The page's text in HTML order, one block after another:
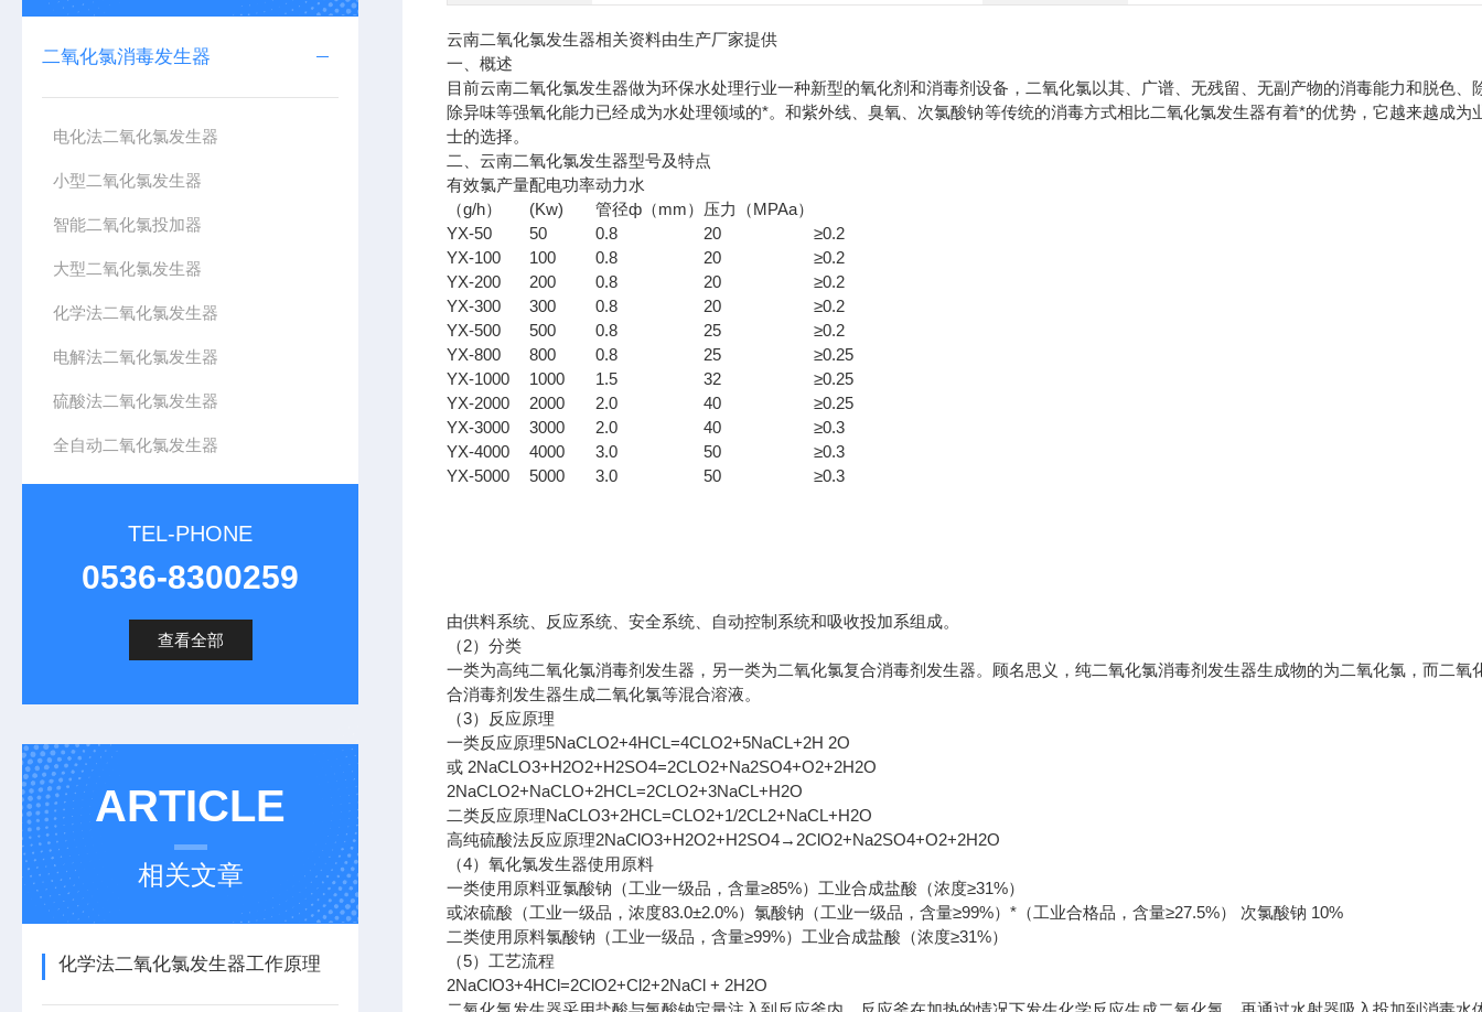
二氧化氯消毒发生器
电化法二氧化氯发生器
小型二氧化氯发生器
智能二氧化氯投加器
大型二氧化氯发生器
化学法二氧化氯发生器
电解法二氧化氯发生器
硫酸法二氧化氯发生器
全自动二氧化氯发生器
TEL-PHONE
0536-8300259
查看全部
ARTICLE
相关文章
化学法二氧化氯发生器工作原理
云南二氧化氯发生器相关资料由生产厂家提供
一、概述
目前云南二氧化氯发生器做为环保水处理行业一种新型的氧化剂和消毒剂设备，二氧化氯以其、广谱、无残留、无副产物的消毒能力和脱色、
除异味等强氧化能力已经成为水处理领域的*。和紫外线、臭氧、次氯酸钠等传统的消毒方式相比二氧化氯发生器有着*的优势，它越来越成为
士的选择。
二、云南二氧化氯发生器型号及特点
有效氯产量配电功率动力水
（g/h）
(Kw) 管径ф（mm） 压力（MPAa）
YX-50 50 0.8 20
≥0.2
YX-100 100 0.8 20
≥0.2
YX-200 200 0.8 20
≥0.2
YX-300 300 0.8 20
≥0.2
YX-500 500 0.8 25
≥0.2
YX-800 800 0.8 25
≥0.25
YX-1000 1000 1.5 32
≥0.25
YX-2000 2000 2.0 40
≥0.25
YX-3000 3000 2.0 40
≥0.3
YX-4000 4000 3.0 50
≥0.3
YX-5000 5000 3.0 50 ≥0.3
由供料系统、反应系统、安全系统、自动控制系统和吸收投加系组成。
（2）分类
一类为高纯二氧化氯消毒剂发生器，另一类为二氧化氯复合消毒剂发生器。顾名思义，纯二氧化氯消毒剂发生器生成物的为二氧化氯，而二氧
合消毒剂发生器生成二氧化氯等混合溶液。
（3）反应原理
一类反应原理5NaCLO2+4HCL=4CLO2+5NaCL+2H 2O
或 2NaCLO3+H2O2+H2SO4=2CLO2+Na2SO4+O2+2H2O
2NaCLO2+NaCLO+2HCL=2CLO2+3NaCL+H2O
二类反应原理NaCLO3+2HCL=CLO2+1/2CL2+NaCL+H2O
高纯硫酸法反应原理2NaClO3+H2O2+H2SO4→ 2ClO2+Na2SO4+O2+2H2O
（4）氧化氯发生器使用原料
一类使用原料亚氯酸钠（工业一级品，含量≥85%）工业合成盐酸（浓度≥31%）
或浓硫酸（工业一级品，浓度83.0±2.0%）氯酸钠（工业一级品，含量≥99%）*（工业合格品，含量≥27.5%） 次氯酸钠 10%
二类使用原料氯酸钠（工业一级品，含量≥99%）工业合成盐酸（浓度≥31%）
（5）工艺流程
2NaClO3+4HCl=2ClO2+Cl2+2NaCl + 2H2O